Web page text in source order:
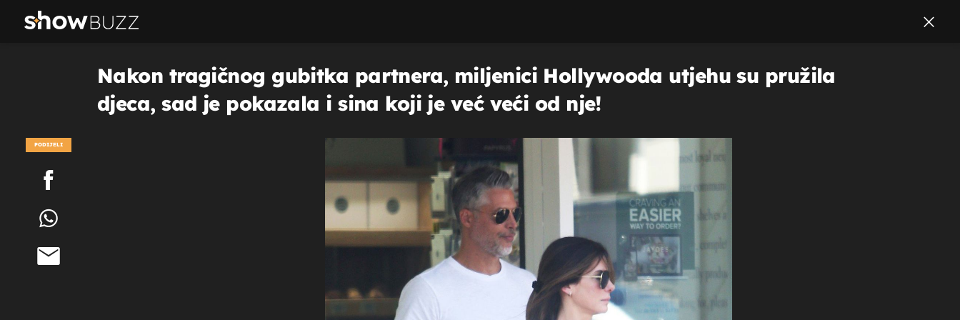
Nakon tragičnog gubitka partnera, miljenici Hollywooda utjehu su pružila
djeca, sad je pokazala i sina koji je već veći od nje!
PODIJELI